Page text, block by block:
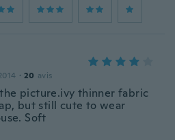
· 20 avis
picture.ivy thinner fabric
but still cute to wear
Soft